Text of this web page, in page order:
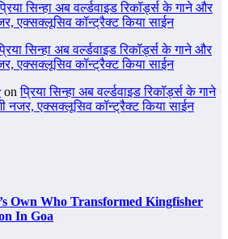
सिन्हा अब वर्ल्डवाइड रिकॉर्ड्स के गाने और
एक्सक्लूसिव कॉन्ट्रैक्ट किया साईन
सिन्हा अब वर्ल्डवाइड रिकॉर्ड्स के गाने और
एक्सक्लूसिव कॉन्ट्रैक्ट किया साईन
onप्रिया सिन्हा अब वर्ल्डवाइड रिकॉर्ड्स के गाने
नजर, एक्सक्लूसिव कॉन्ट्रैक्ट किया साईन
Own Who Transformed Kingfisher
In Goa